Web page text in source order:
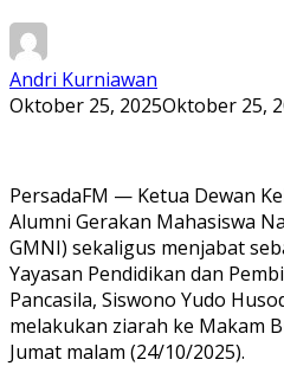
Andri Kurniawan
Oktober 25, 2025Oktober 25,
PersadaFM — Ketua Dewan
Alumni Gerakan Mahasiswa
GMNI) sekaligus menjabat
Yayasan Pendidikan dan
Pancasila, Siswono Yudo
melakukan ziarah ke Makam
Jumat malam (24/10/2025).